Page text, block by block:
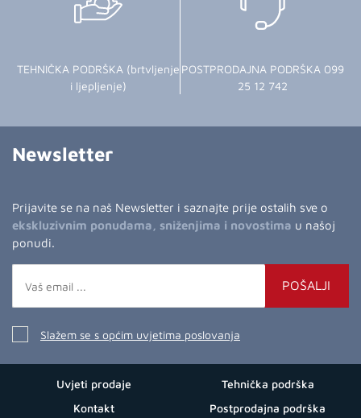
TEHNIČKA PODRŠKA (brtvljenje
i ljepljenje)
POSTPRODAJNA PODRŠKA 099
25 12 742
Newsletter
Prijavite se na naš Newsletter i saznajte prije ostalih sve o
ekskluzivnim ponudama, sniženjima i novostima u našoj
ponudi.
POŠALJI
Slažem se s općim uvjetima poslovanja
Uvjeti prodaje
Kontakt
Tehnička podrška
Postprodajna podrška